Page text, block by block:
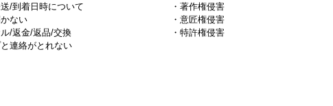
送/到着日時について
ない
ル/返金/返品/交換
と連絡がとれない
・著作権侵害
・意匠権侵害
・特許権侵害